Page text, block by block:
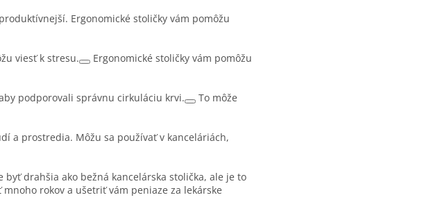
Ergonomické stoličky vám pomôžu
viesť k stresu.
Ergonomické stoličky vám pomôžu
podporovali správnu cirkuláciu krvi.
To môže
a prostredia. Môžu sa používať v kanceláriách,
byť drahšia ako bežná kancelárska stolička, ale je to
rokov a ušetriť vám peniaze za lekárske